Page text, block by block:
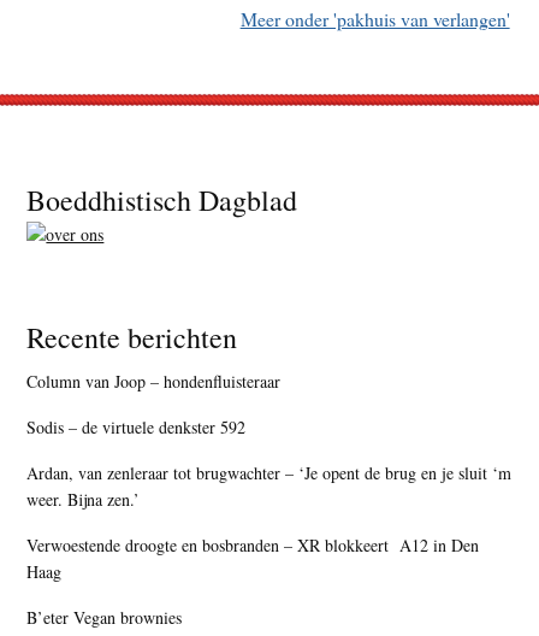
Meer onder 'pakhuis van verlangen'
Footer
Boeddhistisch Dagblad
Recente berichten
Column van Joop – hondenfluisteraar
Sodis – de virtuele denkster 592
Ardan, van zenleraar tot brugwachter – ‘Je opent de brug en je sluit ‘m
weer. Bijna zen.’
Verwoestende droogte en bosbranden – XR blokkeert A12 in Den
Haag
B’eter Vegan brownies